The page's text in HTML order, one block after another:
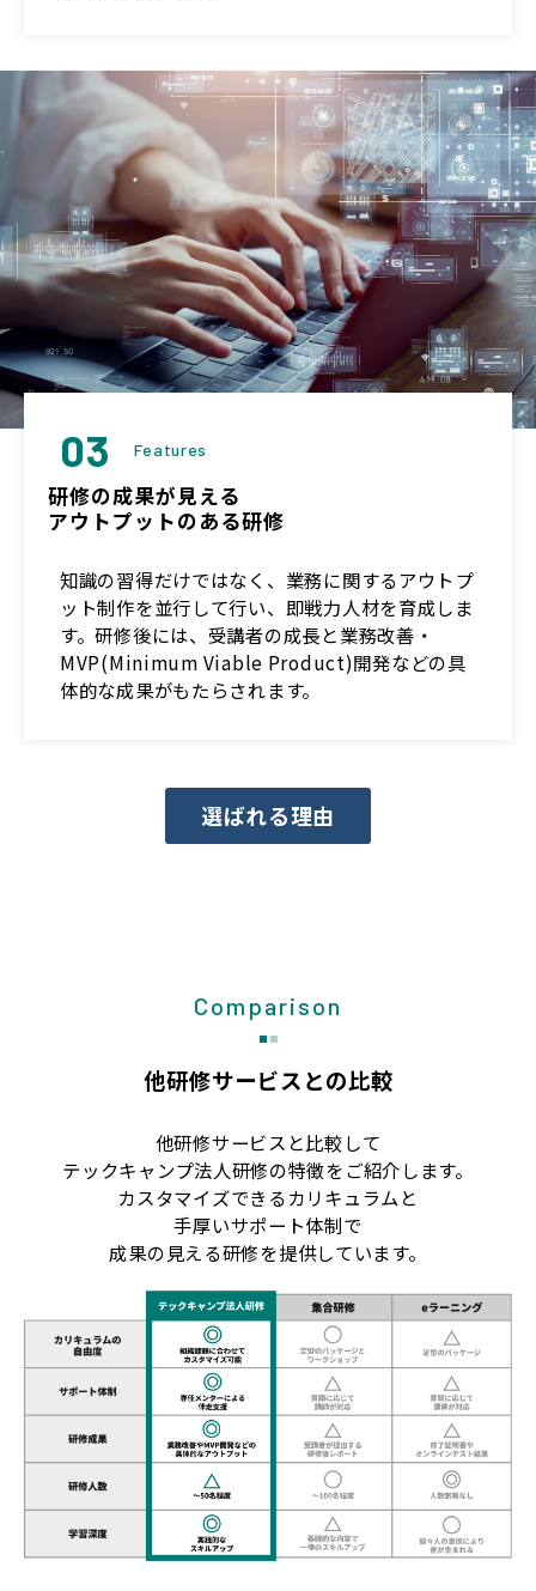
03 Features
研修の成果が見える
アウトプットのある研修
知識の習得だけではなく、業務に関するアウトプ
ット制作を並行して行い、即戦力人材を育成しま
す。研修後には、受講者の成長と業務改善・
MVP(Minimum Viable Product)開発などの具
体的な成果がもたらされます。
選ばれる理由
Comparison
他研修サービスとの比較
他研修サービスと比較して
テックキャンプ法人研修の特徴をご紹介します。
カスタマイズできるカリキュラムと
手厚いサポート体制で
成果の見える研修を提供しています。